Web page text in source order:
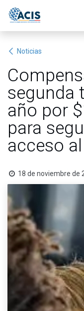
Noticias
segunda
año por
para
acceso
18 de noviembre de